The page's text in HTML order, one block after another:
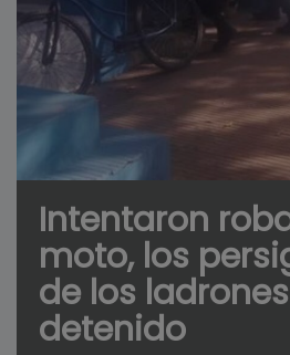
Intentaron
moto, los
de los
detenido